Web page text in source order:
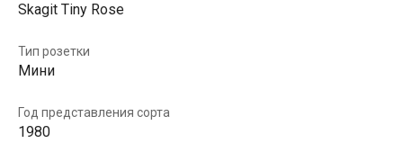
Skagit Tiny Rose
Тип розетки
Мини
Год представления сорта
1980